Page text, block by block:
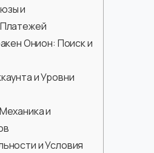
и
Онион: Поиск и
и Уровни
и
и Условия